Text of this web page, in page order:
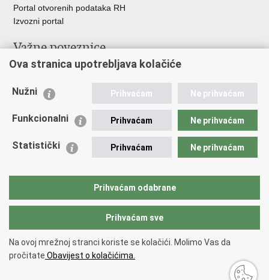
Portal otvorenih podataka RH
Izvozni portal
Važne poveznice
Ministarstvo unutarnjih poslova RH
Nestale osobe u Domovinskom ratu (Ministarstvo hrvatskih
Ministarstvo znanosti i obrazovanja
Povratak na vrh
Copyright © 2026 Nestali.Uvjeti korištenja
Ova stranica upotrebljava kolačiće
Nužni Prihvaćam Ne prihvaćam
Funkcionalni Prihvaćam Ne prihvaćam
Statistički Prihvaćam Ne prihvaćam
Prihvaćam odabrane
Prihvaćam sve
Na ovoj mrežnoj stranci koriste se kolačići. Molimo Vas da
pročitate Obavijest o kolačićima.